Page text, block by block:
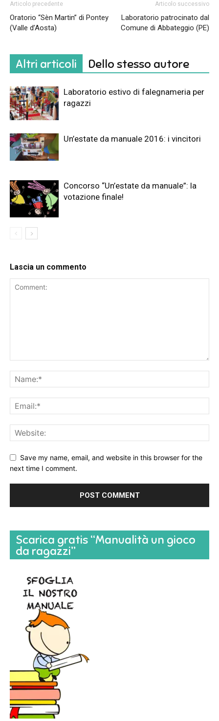
Articolo precedente
Oratorio “Sèn Martin” di Pontey
(Valle d’Aosta)
Articolo successivo
Laboratorio patrocinato dal
Comune di Abbateggio (PE)
Altri articoli Dello stesso autore
Laboratorio estivo di falegnameria per
ragazzi
Un’estate da manuale 2016: i vincitori
Concorso “Un’estate da manuale”: la
votazione finale!
Lascia un commento
Save my name, email, and website in this browser for the
next time I comment.
Scarica gratis “Manualità un gioco
da ragazzi”